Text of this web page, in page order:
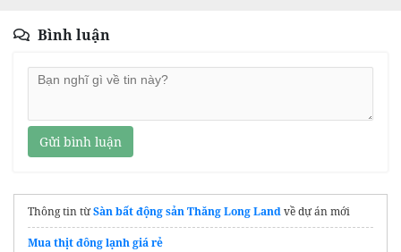
Bình luận
Gửi bình luận
Thông tin từSàn bất động sản Thăng Long Landvề dự án mới
Mua thịt đông lạnh giá rẻ